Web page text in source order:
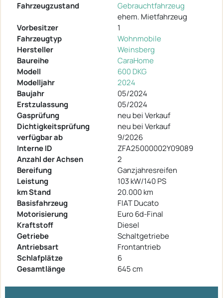
Fahrzeugzustand
Gebrauchtfahrzeug
ehem. Mietfahrzeug
Vorbesitzer
1
Fahrzeugtyp
Wohnmobile
Hersteller
Weinsberg
Baureihe
CaraHome
Modell
600 DKG
Modelljahr
2024
Baujahr
05/2024
Erstzulassung
05/2024
Gasprüfung
neu bei Verkauf
Dichtigkeitsprüfung
neu bei Verkauf
verfügbar ab
9/2026
Interne ID
ZFA25000002Y09089
Anzahl der Achsen
2
Bereifung
Ganzjahresreifen
Leistung
103 kW/140 PS
km Stand
20.000 km
Basisfahrzeug
FIAT Ducato
Motorisierung
Euro 6d-Final
Kraftstoff
Diesel
Getriebe
Schaltgetriebe
Antriebsart
Frontantrieb
Schlafplätze
6
Gesamtlänge
645 cm